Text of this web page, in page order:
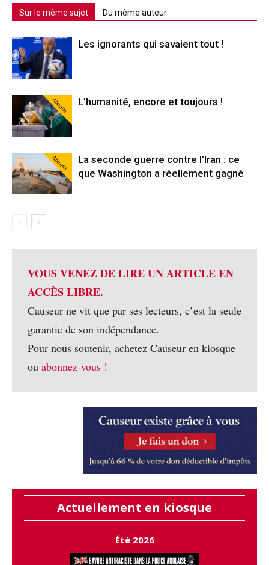
Sur le même sujet Du même auteur
Les ignorants qui savaient tout !
Abonné L’humanité, encore et toujours !
Abonné
La seconde guerre contre l’Iran : ce
que Washington a réellement gagné
VOUS VENEZ DE LIRE UN ARTICLE EN
ACCÈS LIBRE.
Causeur ne vit que par ses lecteurs, c’est la seule
garantie de son indépendance.
Pour nous soutenir, achetez Causeur en kiosque
ou abonnez-vous !
Actuellement en kiosque
Été 2026